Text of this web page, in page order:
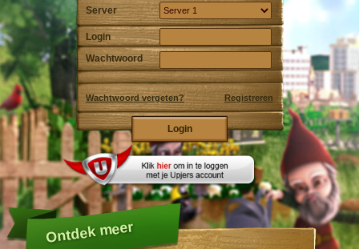
Server
Login
Wachtwoord
Wachtwoord vergeten? Registreren
Ontdek meer